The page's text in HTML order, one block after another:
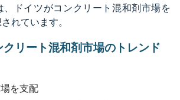
、ドイツがコンクリート混和剤市場を
れています。
リート混和剤市場のトレンド
を支配